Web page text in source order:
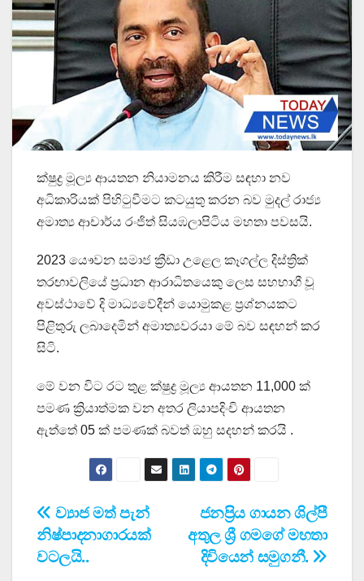
ක්ෂුද්‍ර මූල්‍ය ආයතන නියාමනය කිරීම සඳහා නව
අධිකාරියක් පිහිටුවීමට කටයුතු කරන බව මුදල් රාජ්‍ය
අමාත්‍ය ආචාර්ය රංජිත් සියඹලාපිටිය මහතා පවසයි.
2023 යෞවන සමාජ ක්‍රීඩා උළෙල කෑගල්ල දිස්ත්‍රික්
තරඟාවලියේ ප්‍රධාන ආරාධිතයෙකු ලෙස සහභාගී වූ
අවස්ථාවේ දි මාධ්‍යවේදීන් යොමුකළ ප්‍රශ්නයකට
පිළිතුරු ලබාදෙමින් අමාත්‍යවරයා මේ බව සඳහන් කර
සිටි.
මේ වන විට රට තුළ ක්ෂුද්‍ර මූල්‍ය ආයතන 11,000 ක්
පමණ ක්‍රියාත්මක වන අතර ලියාපදිංචි ආයතන
ඇත්තේ 05 ක් පමණක් බවත් ඔහු සදහන් කරයි .
Post
navigation
ජනප්‍රිය ගායන ශිල්පී
අතුල ශ්‍රී ගමගේ මහතා
දිවියෙන් සමුගනී.
ව්‍යාජ මත් පැන්
නිෂ්පාදනාගාරයක්
වටලයි..